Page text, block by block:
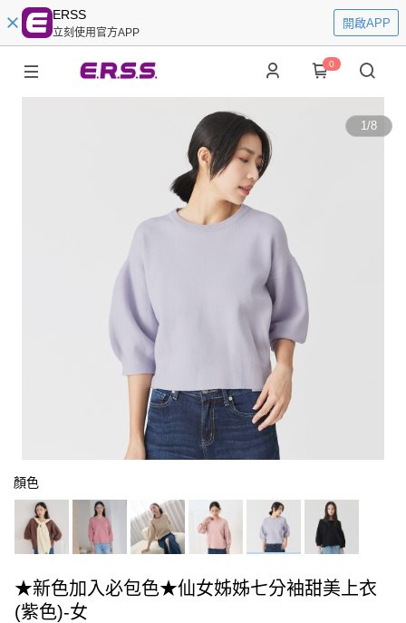
ERSS
立刻使用官方APP
開啟APP
0
1/8
顏色
★新色加入必包色★仙女姊姊七分袖甜美上衣
(紫色)-女